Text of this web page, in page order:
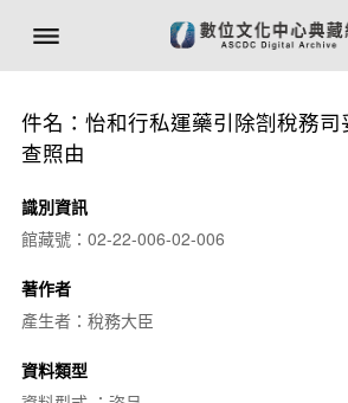
件名：怡和行私運藥引除劄稅務司
查照由
識別資訊
館藏號：02-22-006-02-006
著作者
產生者：稅務大臣
資料類型